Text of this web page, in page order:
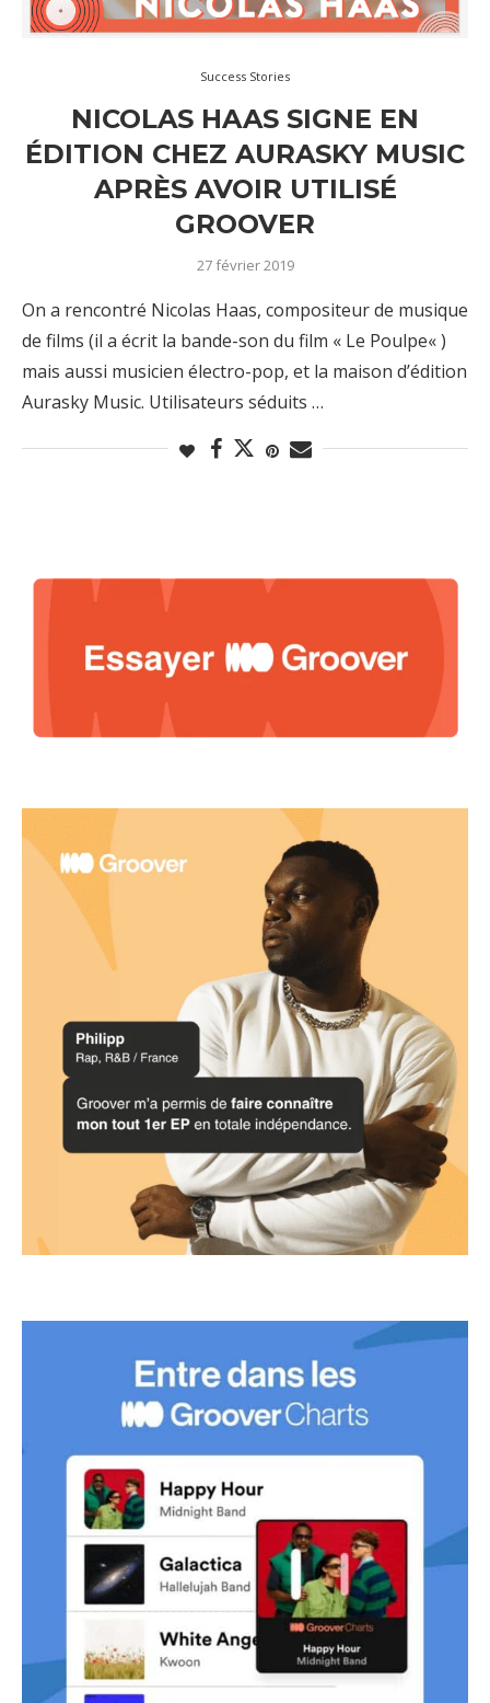
Success Stories
NICOLAS HAAS SIGNE EN
ÉDITION CHEZ AURASKY MUSIC
APRÈS AVOIR UTILISÉ
GROOVER
27 février 2019
On a rencontré Nicolas Haas, compositeur de musique
de films (il a écrit la bande-son du film « Le Poulpe« )
mais aussi musicien électro-pop, et la maison d’édition
Aurasky Music. Utilisateurs séduits …